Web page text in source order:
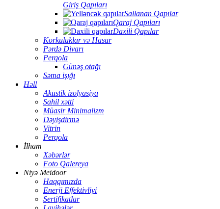
Giriş Qapıları
Sallanan Qapılar
Qaraj Qapıları
Daxili Qapılar
Korkuluklar və Hasar
Pərdə Divarı
Perqola
Günəş otağı
Səma işığı
Həll
Akustik izolyasiya
Sahil xətti
Müasir Minimalizm
Dəyişdirmə
Vitrin
Perqola
İlham
Xəbərlər
Foto Qalereya
Niyə Meidoor
Haqqımızda
Enerji Effektivliyi
Sertifikatlar